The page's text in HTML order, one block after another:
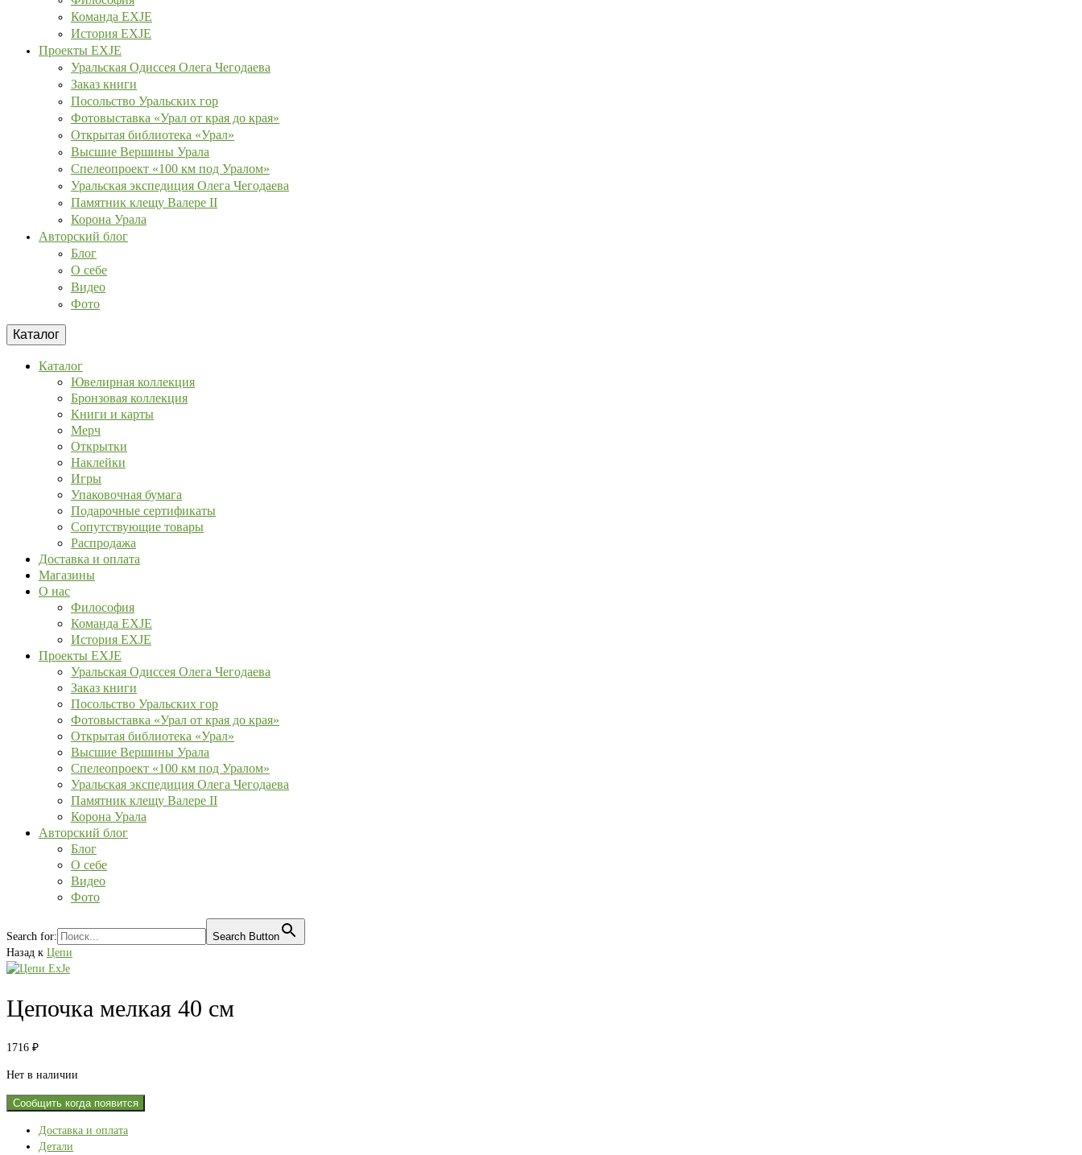
Команда EXJE
История EXJE
Проекты EXJE
Уральская Одиссея Олега Чегодаева
Заказ книги
Посольство Уральских гор
Фотовыставка «Урал от края до края»
Открытая библиотека «Урал»
Высшие Вершины Урала
Спелеопроект «100 км под Уралом»
Уральская экспедиция Олега Чегодаева
Памятник клещу Валере II
Корона Урала
Авторский блог
Блог
О себе
Видео
Фото
Каталог
Каталог
Ювелирная коллекция
Бронзовая коллекция
Книги и карты
Мерч
Открытки
Наклейки
Игры
Упаковочная бумага
Подарочные сертификаты
Сопутствующие товары
Распродажа
Доставка и оплата
Магазины
О нас
Философия
Команда EXJE
История EXJE
Проекты EXJE
Уральская Одиссея Олега Чегодаева
Заказ книги
Посольство Уральских гор
Фотовыставка «Урал от края до края»
Открытая библиотека «Урал»
Высшие Вершины Урала
Спелеопроект «100 км под Уралом»
Уральская экспедиция Олега Чегодаева
Памятник клещу Валере II
Корона Урала
Авторский блог
Блог
О себе
Видео
Фото
Search for:
Search Button
Назад к Цепи
Цепочка мелкая 40 см
1716 ₽
Нет в наличии
Сообщить когда появится
Доставка и оплата
Детали